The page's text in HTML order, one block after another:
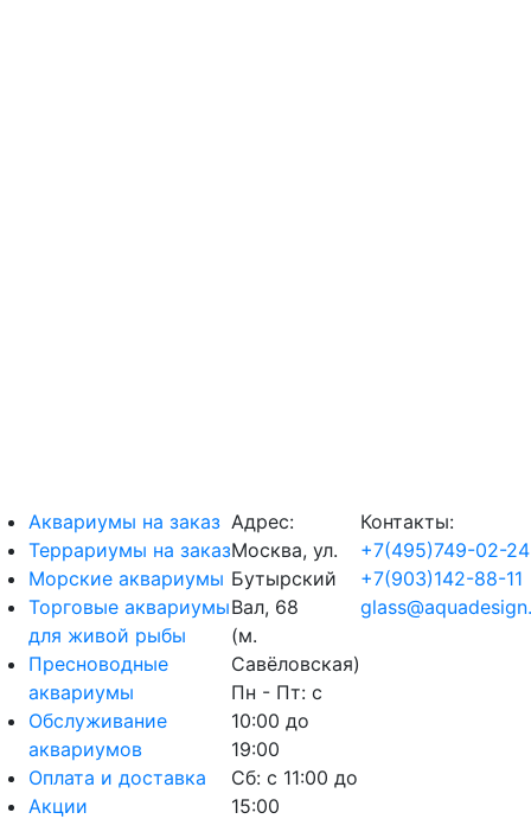
Аквариумы на заказ
Террариумы на заказ
Морские аквариумы
Торговые аквариумы
для живой рыбы
Пресноводные
аквариумы
Обслуживание
аквариумов
Оплата и доставка
Акции
Адрес:
Москва, ул.
Бутырский
Вал, 68
(м.
Савёловская)
Пн - Пт: с
10:00 до
19:00
Сб: с 11:00 до
15:00
Контакты:
+7(495)749-02-24
+7(903)142-88-11